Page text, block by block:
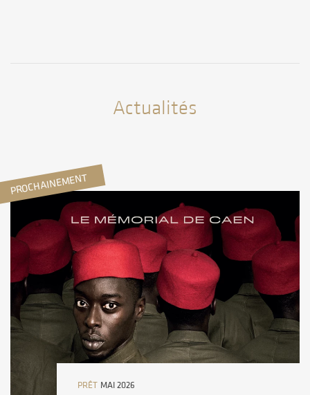
Actualités
PROCHAINEMENT
PRÊT MAI 2026